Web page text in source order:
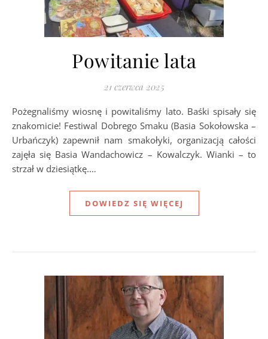
Powitanie lata
21 czerwca 2025
Pożegnaliśmy wiosnę i powitaliśmy lato. Baśki spisały się
znakomicie! Festiwal Dobrego Smaku (Basia Sokołowska –
Urbańczyk) zapewnił nam smakołyki, organizacją całości
zajęła się Basia Wandachowicz – Kowalczyk. Wianki – to
strzał w dziesiątkę.…
DOWIEDZ SIĘ WIĘCEJ